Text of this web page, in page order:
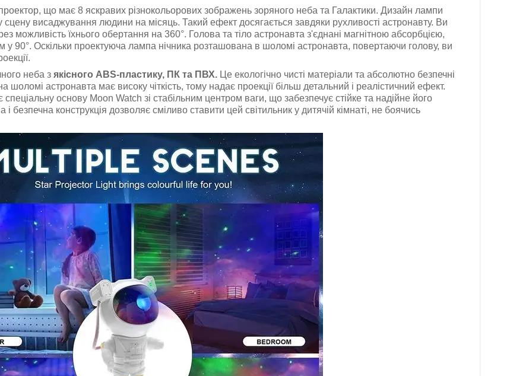
що має 8 яскравих різнокольорових зображень зоряного неба та Галактики. Дизайн лампи
висаджування людини на місяць. Такий ефект досягається завдяки рухливості астронавту. Ви
можливість їхнього обертання на 360°. Голова та тіло астронавта з'єднані магнітною абсорбцією,
у 90°. Оскільки проектуюча лампа нічника розташована в шоломі астронавта, повертаючи голову, ви
неба з якісного АBS-пластику, ПК та ПВХ. Це екологічно чисті матеріали та абсолютно безпечні
астронавта має високу чіткість, тому надає проекції більш детальний і реалістичний ефект.
основу Moon Watch зі стабільним центром ваги, що забезпечує стійке та надійне його
безпечна конструкція дозволяє сміливо ставити цей світильник у дитячій кімнаті, не боячись